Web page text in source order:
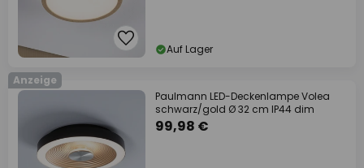
Auf Lager
Anzeige
Paulmann LED-Deckenlampe Volea
schwarz/gold Ø 32 cm IP44 dim
99,98 €